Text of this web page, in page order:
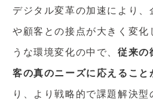
デジタル変革の加速により、
や顧客との接点が大きく変化
うな環境変化の中で、 従来の
客の真のニーズに応えること
り、より戦略的で課題解決